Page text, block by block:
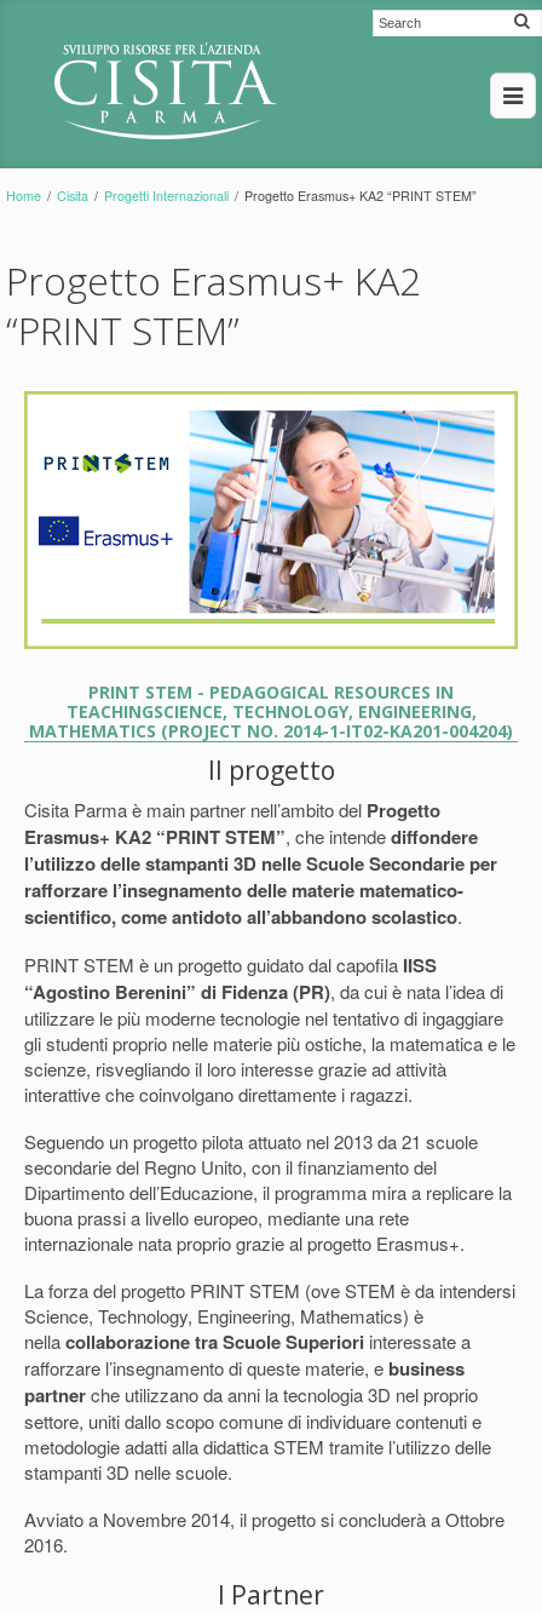
Home / Cisita / Progetti Internazionali / Progetto Erasmus+ KA2 “PRINT STEM”
Progetto Erasmus+ KA2
“PRINT STEM”
PRINT STEM - PEDAGOGICAL RESOURCES IN
TEACHINGSCIENCE, TECHNOLOGY, ENGINEERING,
MATHEMATICS (PROJECT NO. 2014-1-IT02-KA201-004204)
Il progetto
Cisita Parma è main partner nell’ambito del Progetto
Erasmus+ KA2 “PRINT STEM”, che intendediffondere
l’utilizzo delle stampanti 3D nelle Scuole Secondarie per
rafforzare l’insegnamento delle materie matematico-
scientifico, come antidoto all’abbandono scolastico.
PRINT STEM è un progetto guidato dal capofila IISS
“Agostino Berenini” di Fidenza (PR), da cui è nata l’idea di
utilizzare le più moderne tecnologie nel tentativo di ingaggiare
gli studenti proprio nelle materie più ostiche, la matematica e le
scienze, risvegliando il loro interesse grazie ad attività
interattive che coinvolgano direttamente i ragazzi.
Seguendo un progetto pilota attuato nel 2013 da 21 scuole
secondarie del Regno Unito, con il finanziamento del
Dipartimento dell’Educazione, il programma mira a replicare la
buona prassi a livello europeo, mediante una rete
internazionale nata proprio grazie al progetto Erasmus+.
La forza del progetto PRINT STEM (ove STEM è da intendersi
Science, Technology, Engineering, Mathematics) è
nellacollaborazione tra Scuole Superiori interessate a
rafforzare l’insegnamento di queste materie, e business
partnerche utilizzano da anni la tecnologia 3D nel proprio
settore, uniti dallo scopo comune di individuare contenuti e
metodologie adatti alla didattica STEM tramite l’utilizzo delle
stampanti 3D nelle scuole.
Avviato a Novembre 2014, il progetto si concluderà a Ottobre
2016.
I Partner